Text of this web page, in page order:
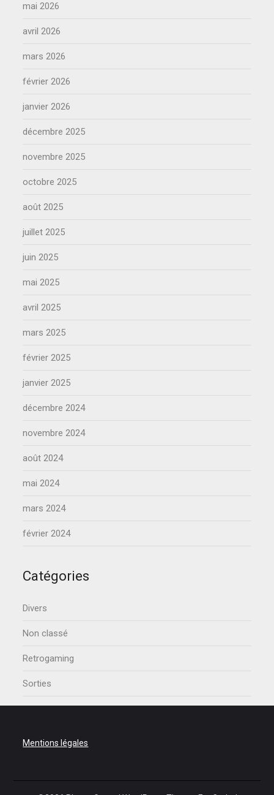
mai 2026
avril 2026
mars 2026
février 2026
janvier 2026
décembre 2025
novembre 2025
octobre 2025
août 2025
juillet 2025
juin 2025
mai 2025
avril 2025
mars 2025
février 2025
janvier 2025
décembre 2024
novembre 2024
août 2024
mai 2024
mars 2024
février 2024
Catégories
Divers
Non classé
Retrogaming
Sorties
Mentions légales